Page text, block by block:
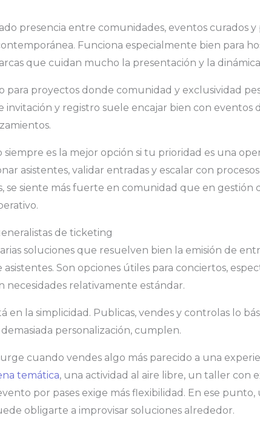
presencia entre comunidades, eventos curados
Funciona especialmente bien para
que cuidan mucho la presentación y la
para proyectos donde comunidad y exclusividad
invitación y registro suele encajar bien con eventos
siempre es la mejor opción si tu prioridad es una
asistentes, validar entradas y escalar con
se siente más fuerte en comunidad que en gestión
de ticketing
soluciones que resuelven bien la emisión de
Son opciones útiles para conciertos,
necesidades relativamente estándar.
en la simplicidad. Publicas, vendes y controlas lo
personalización, cumplen.
cuando vendes algo más parecido a una
temática, una actividad al aire libre, un taller con
por pases exige más flexibilidad. En ese
obligarte a improvisar soluciones alrededor.